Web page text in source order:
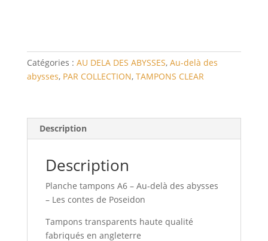
delà
des
contes
de
Catégories : AU DELA DES ABYSSES, Au-delà des
abysses, PAR COLLECTION, TAMPONS CLEAR
Description
Description
Planche tampons A6 – Au-delà des abysses
– Les contes de Poseidon
Tampons transparents haute qualité
fabriqués en angleterre